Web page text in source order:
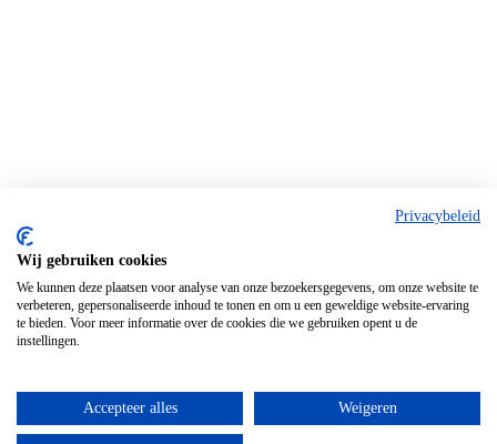
Privacybeleid
Wij gebruiken cookies
We kunnen deze plaatsen voor analyse van onze bezoekersgegevens, om onze website te
verbeteren, gepersonaliseerde inhoud te tonen en om u een geweldige website-ervaring
te bieden. Voor meer informatie over de cookies die we gebruiken opent u de
instellingen.
Accepteer alles Weigeren